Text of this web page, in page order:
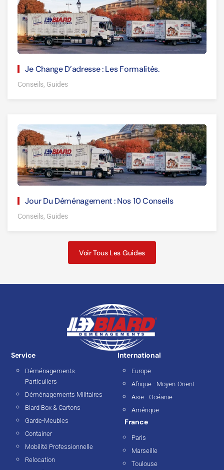
Je Change D’adresse : Les Formalités.
Conseils, Guides
Jour Du Déménagement : Nos 10 Conseils
Conseils, Guides
Voir Tous Les Guides
Service
Déménagements
Particuliers
Déménagements Militaires
Biard Box & Cartons
Garde-Meubles
Container
Mobilité Professionnelle
Relocation
International
Europe
Afrique - Moyen-Orient
Asie - Océanie
Amérique
France
Paris
Marseille
Toulouse